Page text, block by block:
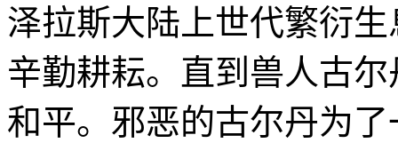
泽拉斯大陆上世代繁衍
辛勤耕耘。直到兽人古
和平。邪恶的古尔丹为